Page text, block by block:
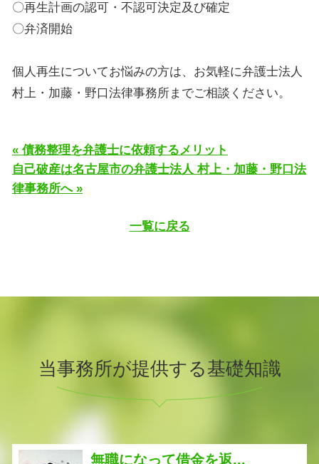
〇再生計画の認可・不認可決定及び確定
〇弁済開始
個人再生についてお悩みの方は、お気軽に弁護士法人
村上・加藤・野口法律事務所までご相談ください。
« 債務整理を弁護士に依頼するメリット
自己破産は名古屋市の弁護士法人 村上・加藤・野口法
律事務所へ »
一覧に戻る
当事務所が提供する基礎知識
無職になって借金を返...